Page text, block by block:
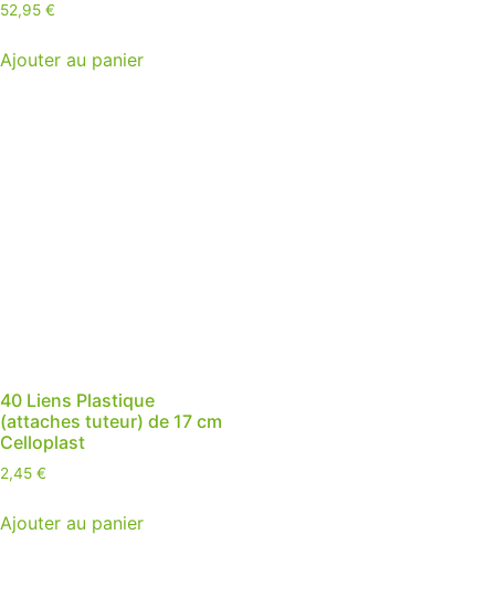
52,95 €
Ajouter au panier
40 Liens Plastique
(attaches tuteur) de 17 cm
Celloplast
2,45 €
Ajouter au panier